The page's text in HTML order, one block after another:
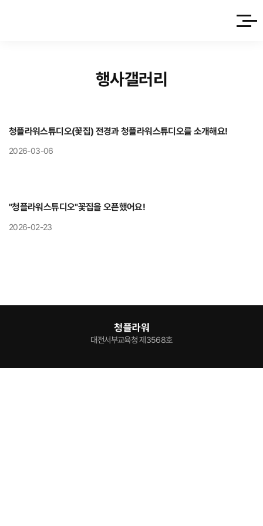
사이트
행사갤러리
청플라워스튜디오(꽃집) 전경과 청플라워스튜디오를 소개해요!
2026-03-06
"청플라워스튜디오"꽃집을 오픈했어요!
2026-02-23
대전서부교육청 제3568호